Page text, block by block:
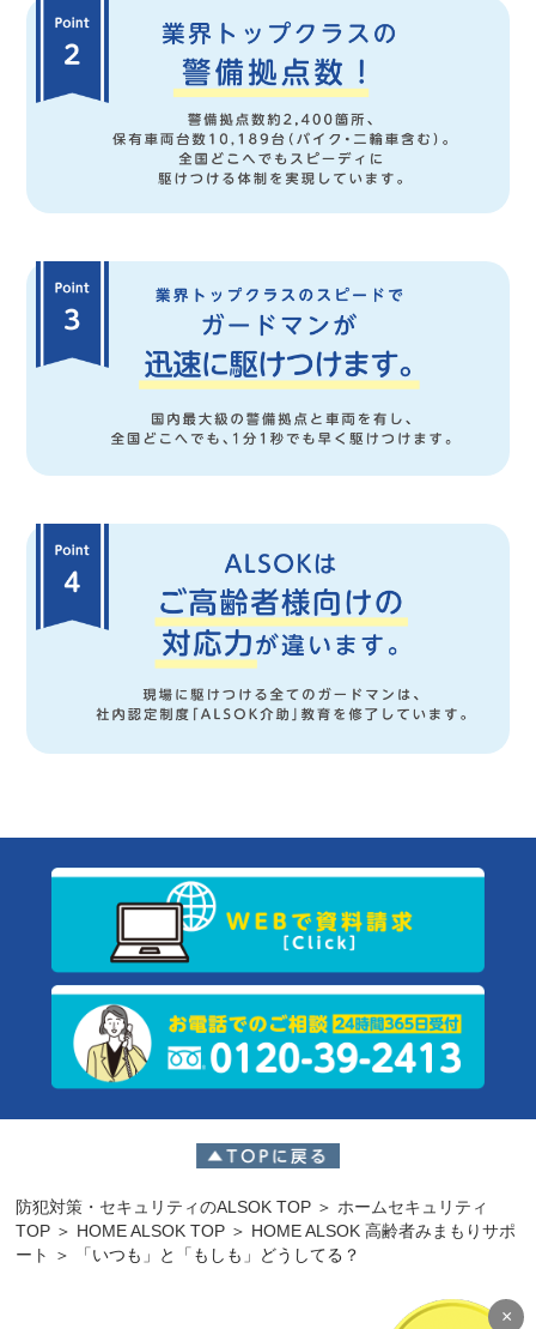
防犯対策・セキュリティのALSOK TOP ＞ ホームセキュリティ
TOP ＞ HOME ALSOK TOP ＞ HOME ALSOK 高齢者みまもりサポ
ート
＞ 「いつも」と「もしも」どうしてる？
×